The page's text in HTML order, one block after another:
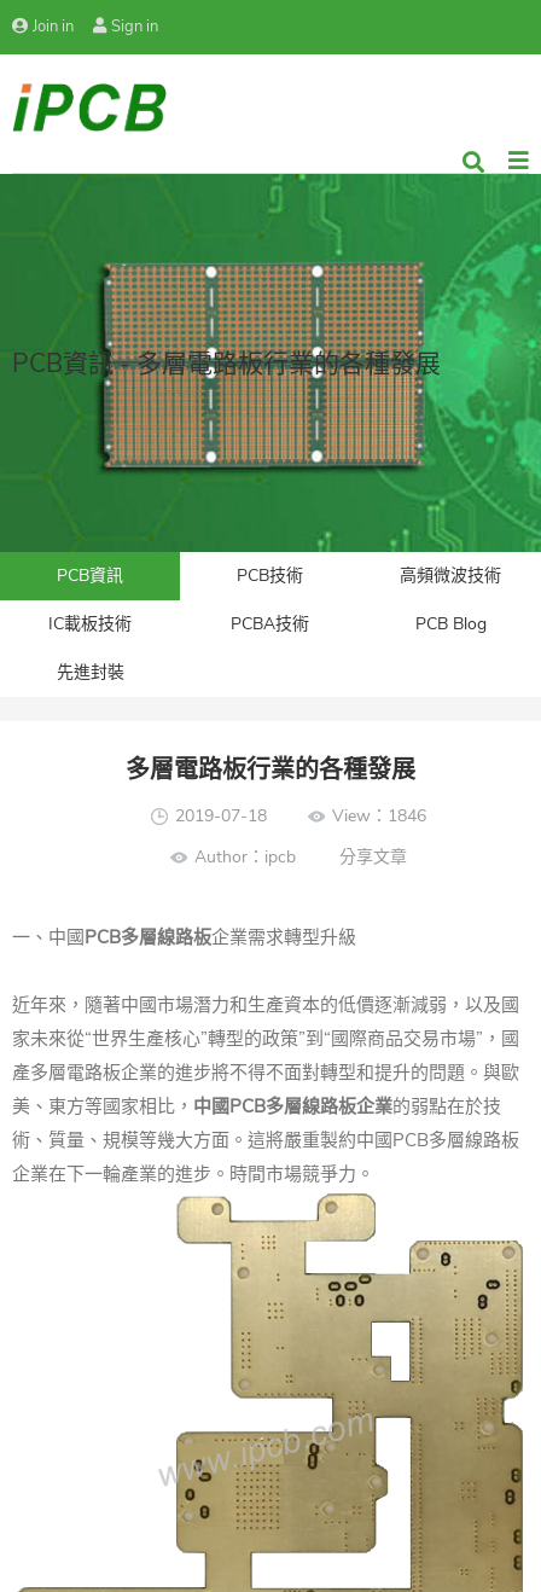
Join in Sign in
PCB資訊 - 多層電路板行業的各種發展
PCB資訊 PCB技術 高頻微波技術
IC載板技術 PCBA技術 PCB Blog
先進封裝​
多層電路板行業的各種發展
2019-07-18
View：1846
Author：ipcb 分享文章
一、中國PCB多層線路板企業需求轉型升級
近年來，隨著中國市場潛力和生產資本的低價逐漸減弱，以及國
家未來從“世界生產核心”轉型的政策”到“國際商品交易市場”，國
產多層電路板企業的進步將不得不面對轉型和提升的問題。 與歐
美、東方等國家相比， 中國PCB多層線路板企業的弱點在於技
術、質量、規模等幾大方面。 這將嚴重製約中國PCB多層線路板
企業在下一輪產業的進步。 時間市場競爭力。